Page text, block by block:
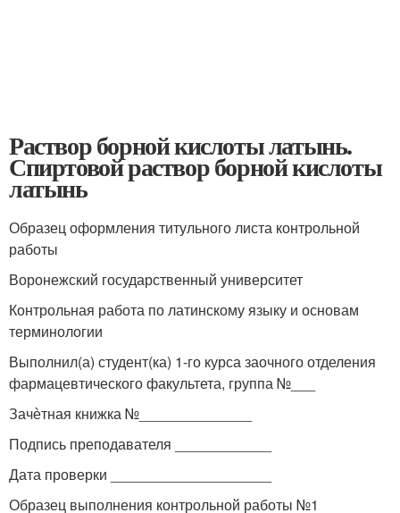
Раствор борной кислоты латынь.
Спиртовой раствор борной кислоты
латынь
Образец оформления титульного листа контрольной
работы
Воронежский государственный университет
Контрольная работа по латинскому языку и основам
терминологии
Выполнил(а) студент(ка) 1-го курса заочного отделения
фармацевтического факультета, группа №___
Зачѐтная книжка №______________
Подпись преподавателя ____________
Дата проверки ____________________
Образец выполнения контрольной работы №1